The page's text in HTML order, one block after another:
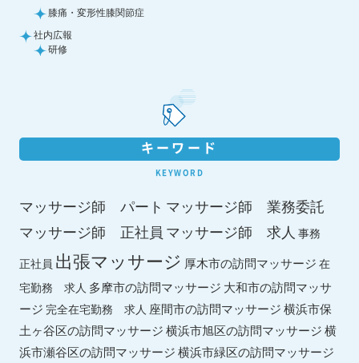
膝痛・変形性膝関節症
社内広報
研修
キーワード
KEYWORD
マッサージ師 パート マッサージ師 業務委託
マッサージ師 正社員 マッサージ師 求人 事務
正社員 出張マッサージ 厚木市の訪問マッサージ 在
宅勤務 求人 多摩市の訪問マッサージ 大和市の訪問マッサ
ージ 完全在宅勤務 求人 座間市の訪問マッサージ横浜市保
土ヶ谷区の訪問マッサージ横浜市旭区の訪問マッサージ横
浜市瀬谷区の訪問マッサージ横浜市緑区の訪問マッサージ